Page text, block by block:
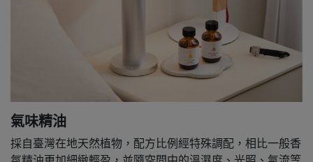
氣味精油
採自臺灣在地天然植物，配方比例經特殊調配，相比一般香